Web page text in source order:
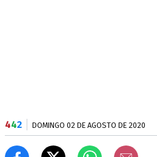
442 DOMINGO 02 DE AGOSTO DE 2020